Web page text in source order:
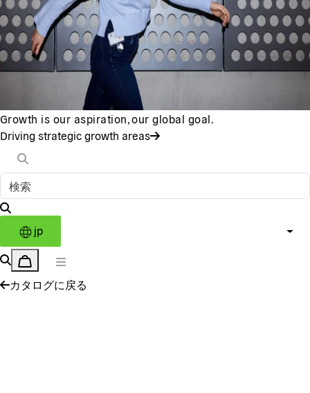
Growth is our aspiration, our global goal.
Driving strategic growth areas
jp
カタログに戻る